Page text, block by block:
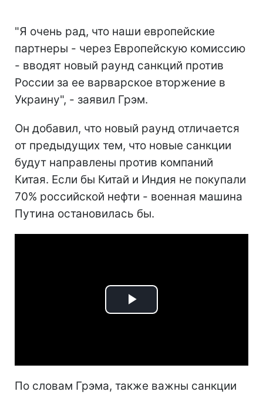
"Я очень рад, что наши европейские
партнеры - через Европейскую комиссию
- вводят новый раунд санкций против
России за ее варварское вторжение в
Украину", - заявил Грэм.
Он добавил, что новый раунд отличается
от предыдущих тем, что новые санкции
будут направлены против компаний
Китая. Если бы Китай и Индия не покупали
70% российской нефти - военная машина
Путина остановилась бы.
Play
По словам Грэма, также важны санкции